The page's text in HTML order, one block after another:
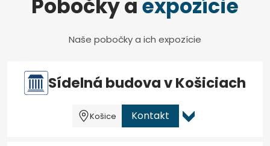
Pobočky aexpozície
Naše pobočky a ich expozície
Sídelná budova v Košiciach
Košice Kontakt